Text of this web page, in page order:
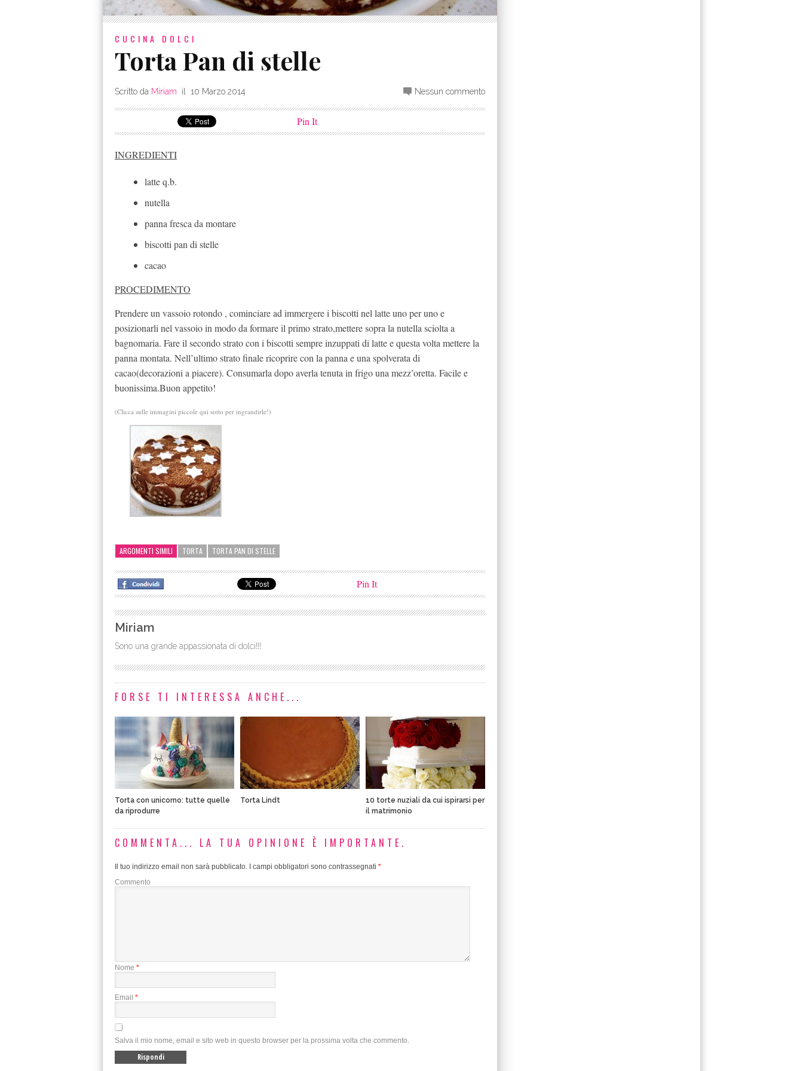
CUCINA DOLCI
Torta Pan di stelle
Scritto da Miriam il 10 Marzo 2014 Nessun commento
Pin It
INGREDIENTI
latte q.b.
nutella
panna fresca da montare
biscotti pan di stelle
cacao
PROCEDIMENTO
Prendere un vassoio rotondo , cominciare ad immergere i biscotti nel latte uno per uno e
posizionarli nel vassoio in modo da formare il primo strato,mettere sopra la nutella sciolta a
bagnomaria. Fare il secondo strato con i biscotti sempre inzuppati di latte e questa volta mettere la
panna montata. Nell’ultimo strato finale ricoprire con la panna e una spolverata di
cacao(decorazioni a piacere). Consumarla dopo averla tenuta in frigo una mezz’oretta. Facile e
buonissima.Buon appetito!
(Clicca sulle immagini piccole qui sotto per ingrandirle!)
ARGOMENTI SIMILI TORTA TORTA PAN DI STELLE
Pin It
Miriam
Sono una grande appassionata di dolci!!!
FORSE TI INTERESSA ANCHE...
Torta con unicorno: tutte quelle
da riprodurre
Torta Lindt
10 torte nuziali da cui ispirarsi per
il matrimonio
COMMENTA... LA TUA OPINIONE È IMPORTANTE.
Il tuo indirizzo email non sarà pubblicato. I campi obbligatori sono contrassegnati *
Commento
Nome *
Email *
Salva il mio nome, email e sito web in questo browser per la prossima volta che commento.